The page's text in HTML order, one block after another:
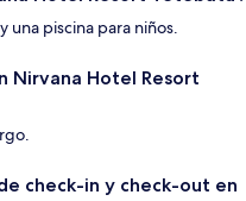
una piscina para niños.
Nirvana Hotel Resort
check-in y check-out en